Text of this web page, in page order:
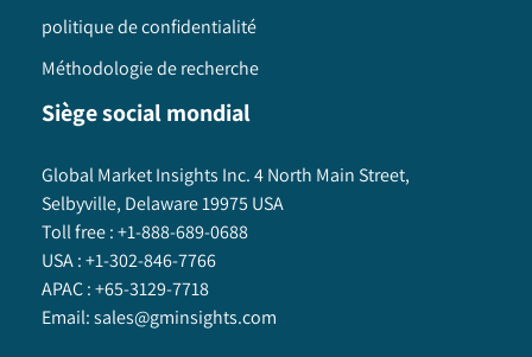
politique de confidentialité
Méthodologie de recherche
Siège social mondial
Global Market Insights Inc. 4 North Main Street,
Selbyville, Delaware 19975 USA
Toll free :+1-888-689-0688
USA :+1-302-846-7766
APAC :+65-3129-7718
Email:sales@gminsights.com